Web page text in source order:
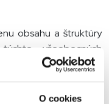
O cookies
obsahu a štruktúry
všeobecných
a ďalšie informácie